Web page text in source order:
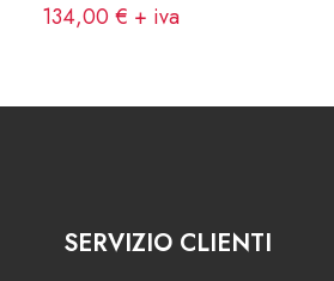
134,00 € + iva
SERVIZIO CLIENTI